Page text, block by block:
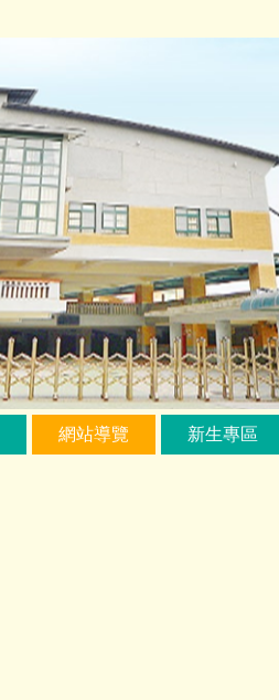
網站導覽 新生專區